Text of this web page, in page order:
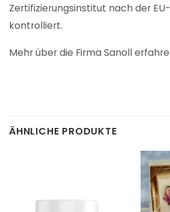
Zertifizierungsinstitut nach der
kontrolliert.
Mehr über die Firma Sanoll
ÄHNLICHE PRODUKTE